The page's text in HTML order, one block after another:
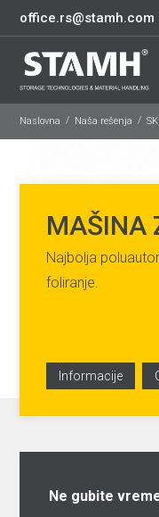
office.rs@stamh.com
Naslovna Naša rešenja
MAŠINA
Najbolja
foliranje.
Informacije
Ne gubite